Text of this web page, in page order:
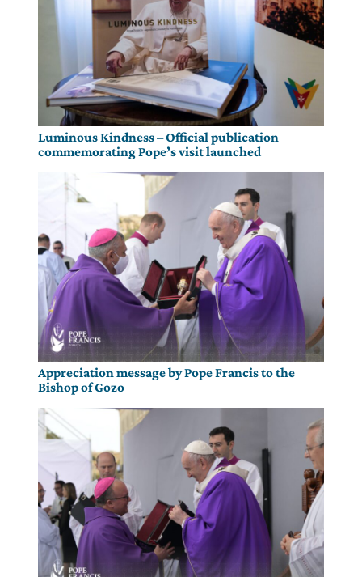
Luminous Kindness – Official publication
commemorating Pope’s visit launched
Appreciation message by Pope Francis to the
Bishop of Gozo